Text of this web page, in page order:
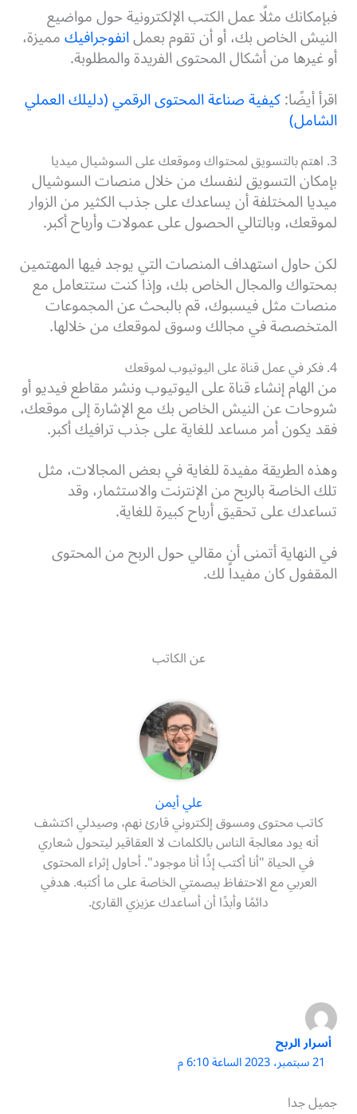
فبإمكانك مثلًا عمل الكتب الإلكترونية حول مواضيع
النيش الخاص بك، أو أن تقوم بعملانفوجرافيكمميزة،
أو غيرها من أشكال المحتوى الفريدة والمطلوبة.
اقرأ أيضًا:كيفية صناعة المحتوى الرقمي (دليلك العملي
الشامل)
3. اهتم بالتسويق لمحتواك وموقعك على السوشيال ميديا
بإمكان التسويق لنفسك من خلال منصات السوشيال
ميديا المختلفة أن يساعدك على جذب الكثير من الزوار
لموقعك، وبالتالي الحصول على عمولات وأرباح أكبر.
لكن حاول استهداف المنصات التي يوجد فيها المهتمين
بمحتواك والمجال الخاص بك، وإذا كنت ستتعامل مع
منصات مثل فيسبوك، قم بالبحث عن المجموعات
المتخصصة في مجالك وسوق لموقعك من خلالها.
4. فكر في عمل قناة على اليوتيوب لموقعك
من الهام إنشاء قناة على اليوتيوب ونشر مقاطع فيديو أو
شروحات عن النيش الخاص بك مع الإشارة إلى موقعك،
فقد يكون أمر مساعد للغاية على جذب ترافيك أكبر.
وهذه الطريقة مفيدة للغاية في بعض المجالات، مثل
تلك الخاصة بالربح من الإنترنت والاستثمار، وقد
تساعدك على تحقيق أرباح كبيرة للغاية.
في النهاية أتمنى أن مقالي حول الربح من المحتوى
المقفول كان مفيداً لك.
عن الكاتب
علي أيمن
كاتب محتوى ومسوق إلكتروني قارئ نهم، وصيدلي اكتشف
أنه يود معالجة الناس بالكلمات لا العقاقير ليتحول شعاري
في الحياة "أنا أكتب إذًا أنا موجود". أحاول إثراء المحتوى
العربي مع الاحتفاظ ببصمتي الخاصة على ما أكتبه. هدفي
دائمًا وأبدًا أن أساعدك عزيزي القارئ.
أسرار الربح
21 سبتمبر، 2023 الساعة 6:10 م
جميل جدا